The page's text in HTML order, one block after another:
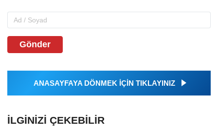
Gönder
ANASAYFAYA DÖNMEK İÇİN TIKLAYINIZ
İLGINIZI ÇEKEBILIR